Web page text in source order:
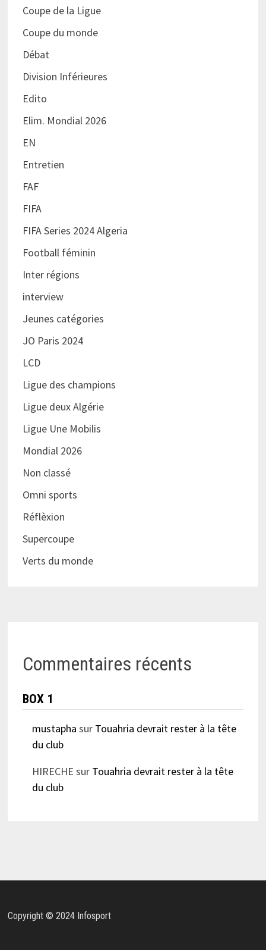
Coupe de la Ligue
Coupe du monde
Débat
Division Inférieures
Edito
Elim. Mondial 2026
EN
Entretien
FAF
FIFA
FIFA Series 2024 Algeria
Football féminin
Inter régions
interview
Jeunes catégories
JO Paris 2024
LCD
Ligue des champions
Ligue deux Algérie
Ligue Une Mobilis
Mondial 2026
Non classé
Omni sports
Réflèxion
Supercoupe
Verts du monde
Commentaires récents
BOX 1
mustapha sur Touahria devrait rester à la tête
du club
HIRECHE sur Touahria devrait rester à la tête
du club
Copyright © 2024 Infosport